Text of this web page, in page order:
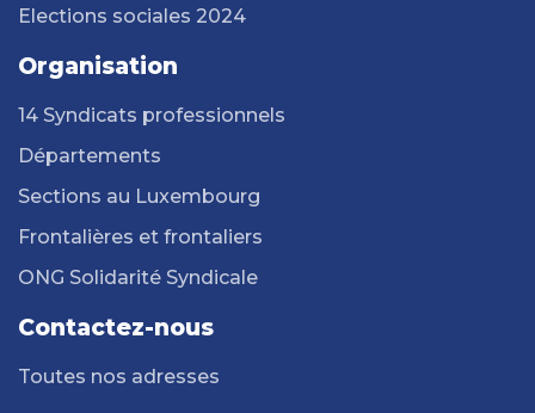
Elections sociales 2024
Organisation
14 Syndicats professionnels
Départements
Sections au Luxembourg
Frontalières et frontaliers
ONG Solidarité Syndicale
Contactez-nous
Toutes nos adresses